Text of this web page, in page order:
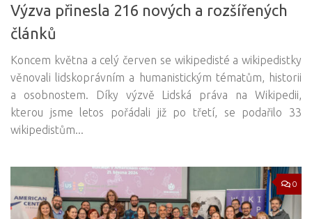
Výzva přinesla 216 nových a rozšířených
článků
Koncem května a celý červen se wikipedisté a wikipedistky
věnovali lidskoprávním a humanistickým tématům, historii
a osobnostem. Díky výzvě Lidská práva na Wikipedii,
kterou jsme letos pořádali již po třetí, se podařilo 33
wikipedistům...
0